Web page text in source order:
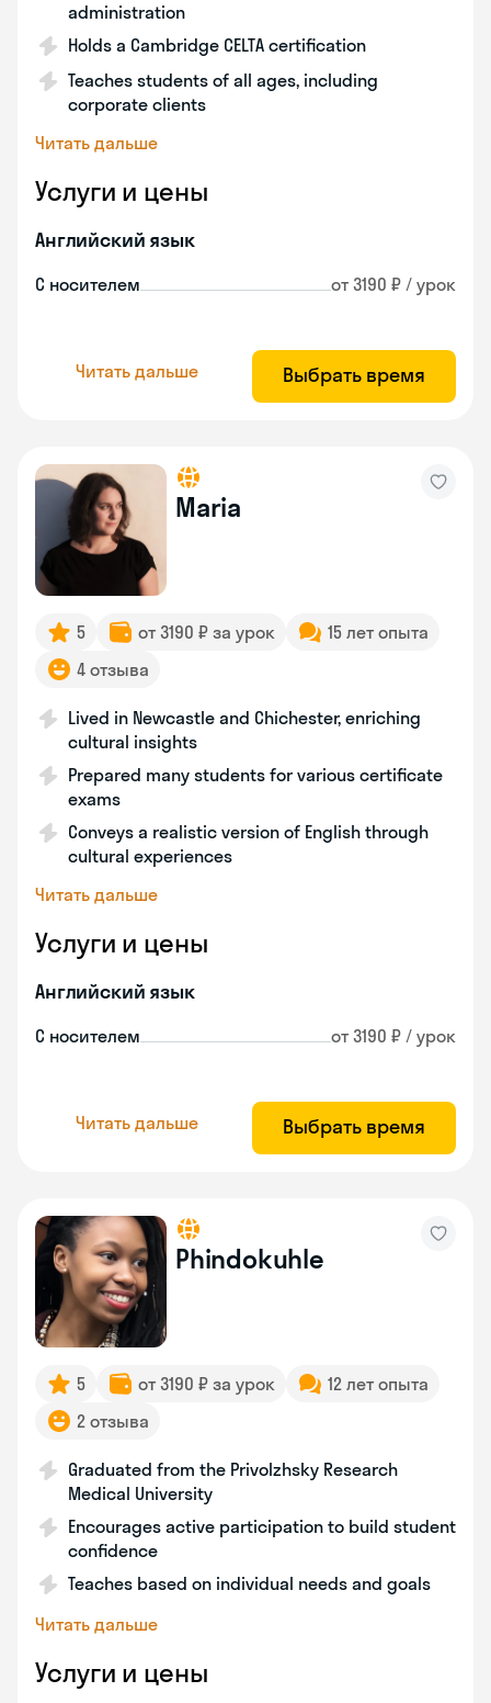
administration
Holds a Cambridge CELTA certification
Teaches students of all ages, including
corporate clients
Читать дальше
Услуги и цены
Английский язык
С носителем от 3190 ₽ / урок
Читать дальше Выбрать время
Maria
5 от 3190 ₽ за урок
15 лет опыта
4 отзыва
Lived in Newcastle and Chichester, enriching
cultural insights
Prepared many students for various certificate
exams
Conveys a realistic version of English through
cultural experiences
Читать дальше
Услуги и цены
Английский язык
С носителем от 3190 ₽ / урок
Читать дальше Выбрать время
Phindokuhle
5 от 3190 ₽ за урок
12 лет опыта
2 отзыва
Graduated from the Privolzhsky Research
Medical University
Encourages active participation to build student
confidence
Teaches based on individual needs and goals
Читать дальше
Услуги и цены